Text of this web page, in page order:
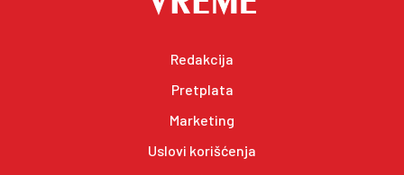
Redakcija
Pretplata
Marketing
Uslovi korišćenja